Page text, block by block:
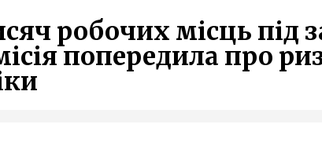
робочих місць під
попередила про